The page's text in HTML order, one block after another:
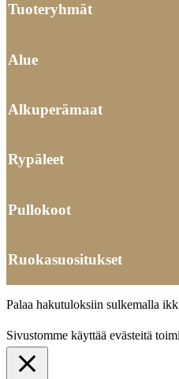
Tuoteryhmät
Alue
Alkuperämaat
Rypäleet
Pullokoot
Ruokasuositukset
Palaa hakutuloksiin sulkemalla
Sivustomme käyttää evästeitä